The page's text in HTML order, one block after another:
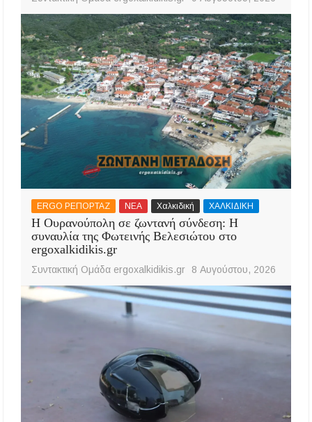
ERGO ΡΕΠΟΡΤΑΖ ΝΕΑ Χαλκιδική ΧΑΛΚΙΔΙΚΗ
Η Ουρανούπολη σε ζωντανή σύνδεση: Η
συναυλία της Φωτεινής Βελεσιώτου στο
ergoxalkidikis.gr
Συντακτική Ομάδα ergoxalkidikis.gr 8 Αυγούστου, 2026